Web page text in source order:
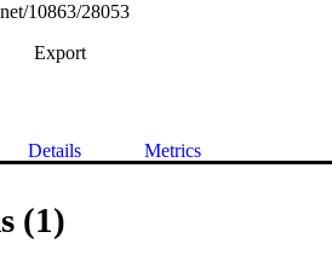
10863/28053
Export
Details Metrics
(1)